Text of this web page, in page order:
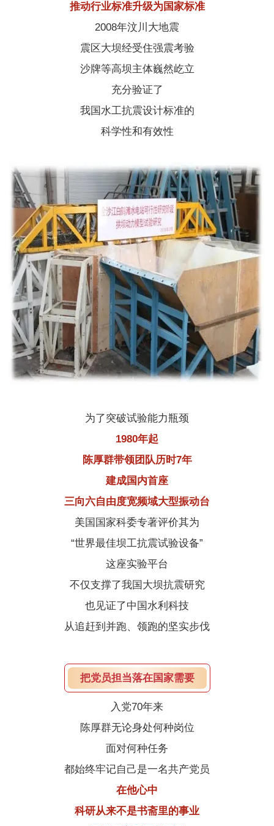
推动行业标准升级为国家标准
2008年汶川大地震
震区大坝经受住强震考验
沙牌等高坝主体巍然屹立
充分验证了
我国水工抗震设计标准的
科学性和有效性
为了突破试验能力瓶颈
1980年起
陈厚群带领团队历时7年
建成国内首座
三向六自由度宽频域大型振动台
美国国家科委专著评价其为
“世界最佳坝工抗震试验设备”
这座实验平台
不仅支撑了我国大坝抗震研究
也见证了中国水利科技
从追赶到并跑、领跑的坚实步伐
把党员担当落在国家需要
入党70年来
陈厚群无论身处何种岗位
面对何种任务
都始终牢记自己是一名共产党员
在他心中
科研从来不是书斋里的事业